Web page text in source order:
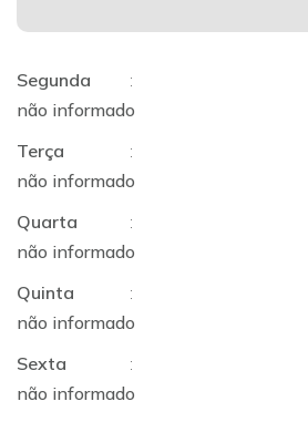
Segunda
:
não informado
Terça
:
não informado
Quarta
:
não informado
Quinta
:
não informado
Sexta
:
não informado